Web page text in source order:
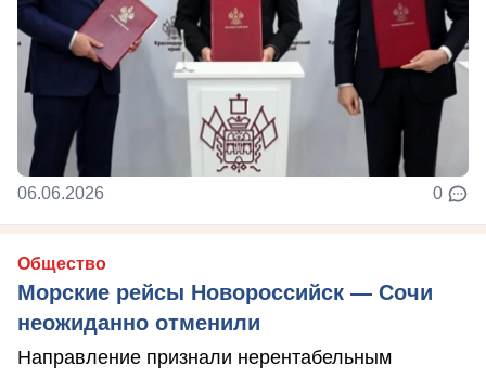
06.06.2026 0
Общество
Морские рейсы Новороссийск — Сочи
неожиданно отменили
Направление признали нерентабельным